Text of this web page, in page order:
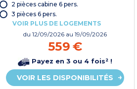
2 pièces cabine 6 pers.
3 pièces 6 pers.
VOIR PLUS DE LOGEMENTS
du12/09/2026 au 19/09/2026
559 €
Payez en 3 ou 4 fois² !
VOIR LES DISPONIBILITÉS